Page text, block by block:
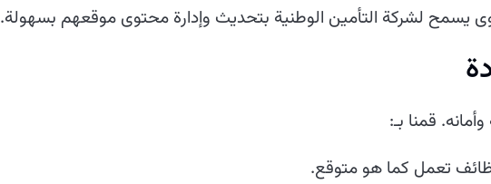
يسمح لشركة التأمين الوطنية بتحديث وإدارة محتوى موقعهم بسهولة.
قمنا بـ:
تعمل كما هو متوقع.